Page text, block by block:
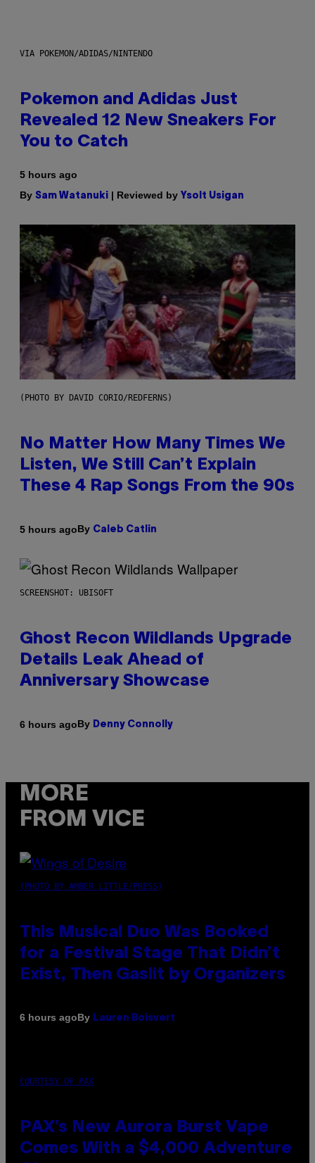
VIA POKEMON/ADIDAS/NINTENDO
Pokemon and Adidas Just
Revealed 12 New Sneakers For
You to Catch
5 hours ago
By Sam Watanuki | Reviewed by Ysolt Usigan
(PHOTO BY DAVID CORIO/REDFERNS)
No Matter How Many Times We
Listen, We Still Can’t Explain
These 4 Rap Songs From the 90s
5 hours agoBy Caleb Catlin
SCREENSHOT: UBISOFT
Ghost Recon Wildlands Upgrade
Details Leak Ahead of
Anniversary Showcase
6 hours agoBy Denny Connolly
MORE
FROM VICE
(PHOTO BY AMBER LITTLE/PRESS)
This Musical Duo Was Booked
for a Festival Stage That Didn’t
Exist, Then Gaslit by Organizers
6 hours agoBy Lauren Boisvert
COURTESY OF PAX
PAX’s New Aurora Burst Vape
Comes With a $4,000 Adventure